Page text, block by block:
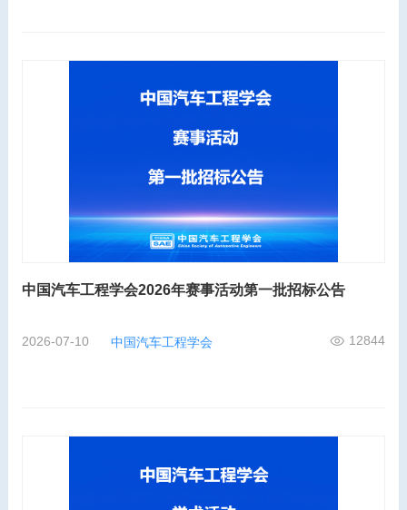
中国汽车工程学会2026年赛事活动第一批招标公告
2026-07-10 中国汽车工程学会 12844